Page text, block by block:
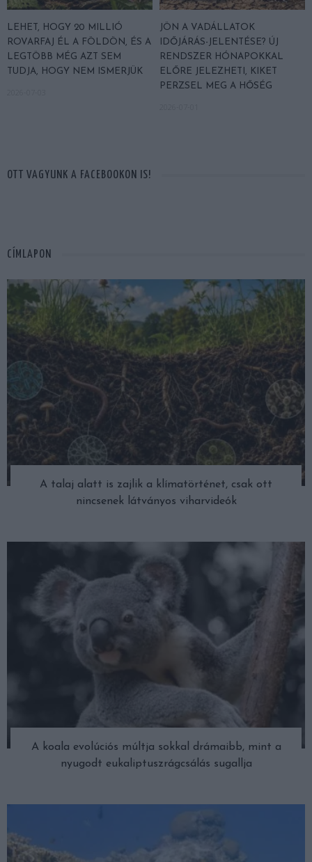
LEHET, HOGY 20 MILLIÓ
ROVARFAJ ÉL A FÖLDÖN, ÉS A
LEGTÖBB MÉG AZT SEM
TUDJA, HOGY NEM ISMERJÜK
JÖN A VADÁLLATOK
IDŐJÁRÁS-JELENTÉSE? ÚJ
RENDSZER HÓNAPOKKAL
ELŐRE JELEZHETI, KIKET
PERZSEL MEG A HŐSÉG
OTT VAGYUNK A FACEBOOKON IS!
CÍMLAPON
A talaj alatt is zajlik a klímatörténet, csak ott
nincsenek látványos viharvideók
A koala evolúciós múltja sokkal drámaibb, mint a
nyugodt eukaliptuszrágcsálás sugallja